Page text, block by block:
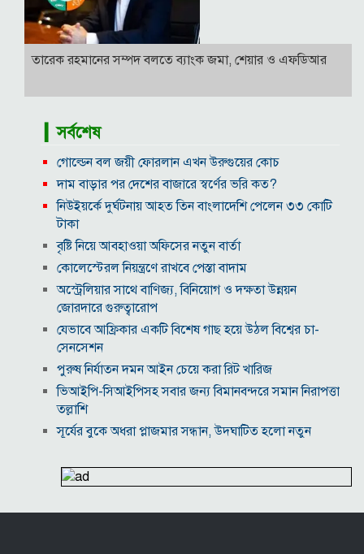
তারেক রহমানের সম্পদ বলতে ব্যাংক জমা, শেয়ার ও এফডিআর
▎সর্বশেষ
গোল্ডেন বল জয়ী ফোরলান এখন উরুগুয়ের কোচ
দাম বাড়ার পর দেশের বাজারে স্বর্ণের ভরি কত?
নিউইয়র্কে দুর্ঘটনায় আহত তিন বাংলাদেশি পেলেন ৩৩ কোটি
টাকা
বৃষ্টি নিয়ে আবহাওয়া অফিসের নতুন বার্তা
কোলেস্টেরল নিয়ন্ত্রণে রাখবে পেস্তা বাদাম
অস্ট্রেলিয়ার সাথে বাণিজ্য, বিনিয়োগ ও দক্ষতা উন্নয়ন
জোরদারে গুরুত্বারোপ
যেভাবে আফ্রিকার একটি বিশেষ গাছ হয়ে উঠল বিশ্বের চা-
সেনসেশন
পুরুষ নির্যাতন দমন আইন চেয়ে করা রিট খারিজ
ভিআইপি-সিআইপিসহ সবার জন্য বিমানবন্দরে সমান নিরাপত্তা
তল্লাশি
সূর্যের বুকে অধরা প্লাজমার সন্ধান, উদ্ঘাটিত হলো নতুন
উপমহাদেশের প্রভাবশালী ১০ সুফি সাধক
কোটি টাকার মৃত্যু ভাতার লোভে সেনাদের বিয়ে, সামনে